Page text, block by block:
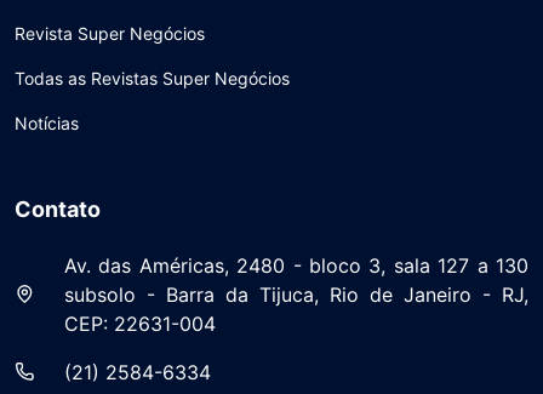
Revista Super Negócios
Todas as Revistas Super Negócios
Notícias
Contato
Av. das Américas, 2480 - bloco 3, sala 127 a 130
subsolo - Barra da Tijuca, Rio de Janeiro - RJ,
CEP: 22631-004
(21) 2584-6334